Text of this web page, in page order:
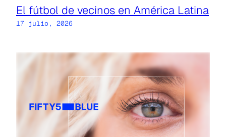
El fútbol de vecinos en América Latina
17 julio, 2026